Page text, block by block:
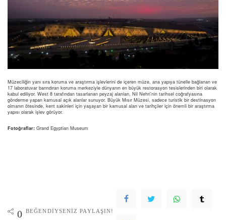
Müzeciliğin yanı sıra koruma ve araştırma işlevlerini de içeren müze, ana yapıya tünelle bağlanan ve
17 laboratuvar barındıran koruma merkeziyle dünyanın en büyük restorasyon tesislerinden biri olarak
kabul ediliyor. West 8 tarafından tasarlanan peyzaj alanları, Nil Nehri’nin tarihsel coğrafyasına
gönderme yapan kamusal açık alanlar sunuyor. Büyük Mısır Müzesi, sadece turistik bir destinasyon
olmanın ötesinde, kent sakinleri için yaşayan bir kamusal alan ve tarihçiler için önemli bir araştırma
yapısı olarak işlev görüyor.
Fotoğraflar: Grand Egyptian Museum
0 BEĞENDIYSENIZ PAYLAŞIN!